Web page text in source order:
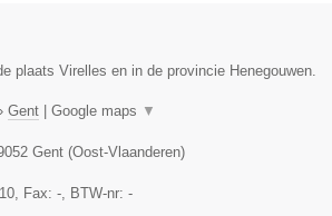
plaats Virelles en in de provincie Henegouwen.
Gent Google maps ▼
Gent (Oost-Vlaanderen)
, Fax: - , BTW-nr: -